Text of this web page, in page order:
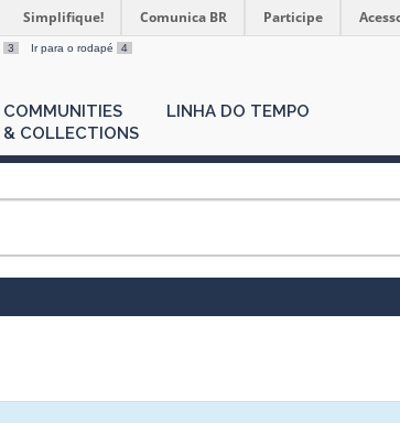
Simplifique! Comunica BR Participe
3 Ir para o rodapé 4
COMMUNITIES
& COLLECTIONS
LINHA DO TEMPO